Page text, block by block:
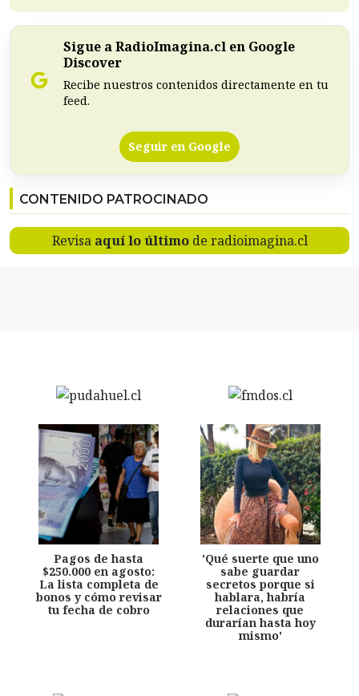
Sigue a RadioImagina.cl en Google
Discover
Recibe nuestros contenidos directamente en tu
feed.
Seguir en Google
CONTENIDO PATROCINADO
Revisa aquí lo últimode radioimagina.cl
Pagos de hasta
$250.000 en agosto:
La lista completa de
bonos y cómo revisar
tu fecha de cobro
'Qué suerte que uno
sabe guardar
secretos porque si
hablara, habría
relaciones que
durarían hasta hoy
mismo'